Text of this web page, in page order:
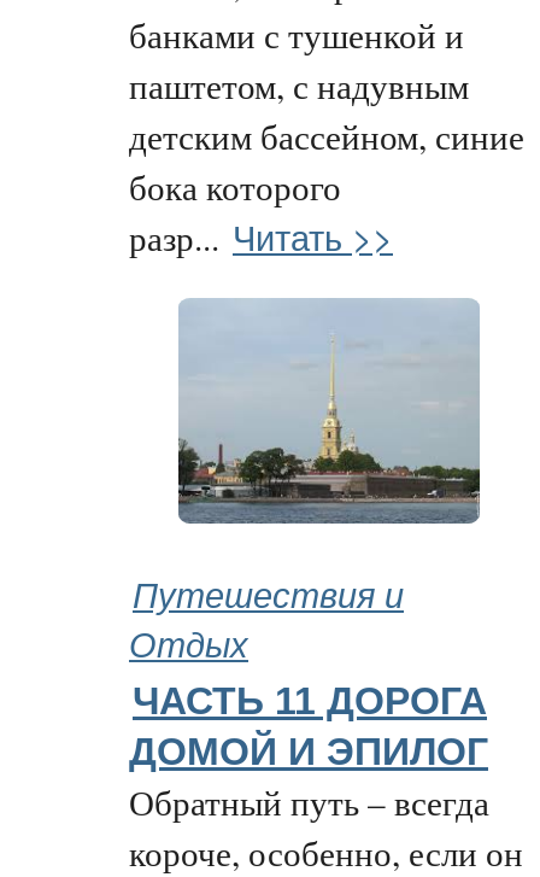
банками с тушенкой и
паштетом, с надувным
детским бассейном, синие
бока которого
разр... Читать >>
Путешествия и
Отдых
ЧАСТЬ 11 ДОРОГА
ДОМОЙ И ЭПИЛОГ
Обратный путь – всегда
короче, особенно, если он